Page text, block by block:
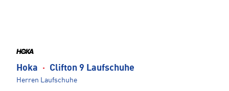
Hoka · Clifton 9 Laufschuhe
Herren Laufschuhe